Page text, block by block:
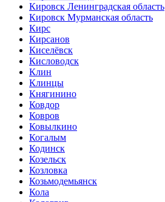
Кировск Ленинградская область
Кировск Мурманская область
Кирс
Кирсанов
Киселёвск
Кисловодск
Клин
Клинцы
Княгинино
Ковдор
Ковров
Ковылкино
Когалым
Кодинск
Козельск
Козловка
Козьмодемьянск
Кола